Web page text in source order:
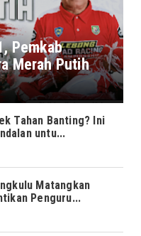
Pemkab
Merah Putih
Tahan Banting? Ini
untu...
Matangkan
Penguru...